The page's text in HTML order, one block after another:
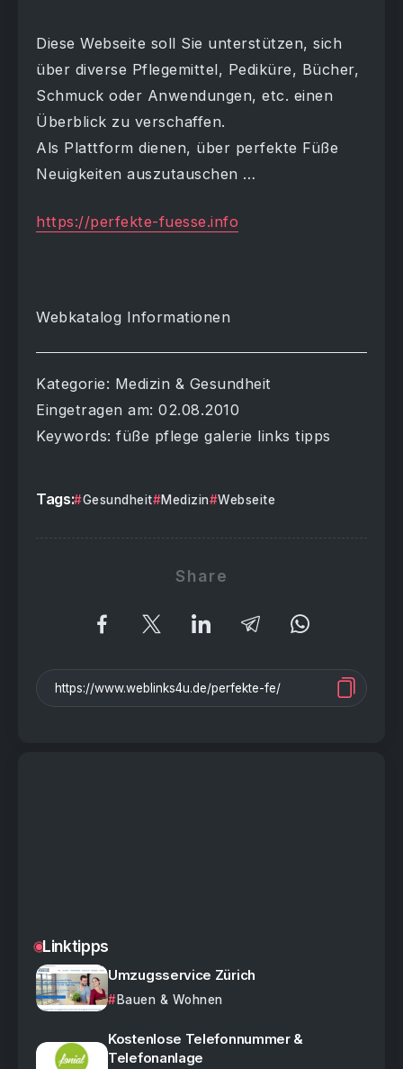
Diese Webseite soll Sie unterstützen, sich
über diverse Pflegemittel, Pediküre, Bücher,
Schmuck oder Anwendungen, etc. einen
Überblick zu verschaffen.
Als Plattform dienen, über perfekte Füße
Neuigkeiten auszutauschen …
https://perfekte-fuesse.info
Webkatalog Informationen
Kategorie: Medizin & Gesundheit
Eingetragen am: 02.08.2010
Keywords: füße pflege galerie links tipps
Tags: Gesundheit Medizin Webseite
Share
Linktipps
Umzugsservice Zürich
Bauen & Wohnen
Kostenlose Telefonnummer &
Telefonanlage